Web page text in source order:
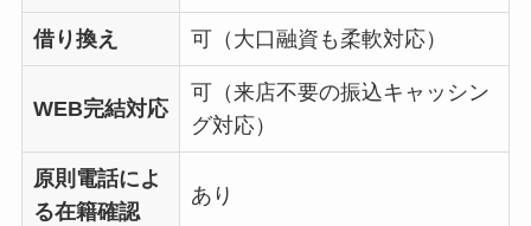
借り換え 可（大口融資も柔軟対応）
WEB完結対応
可（来店不要の振込キャッシン
グ対応）
原則電話によ
る在籍確認
あり